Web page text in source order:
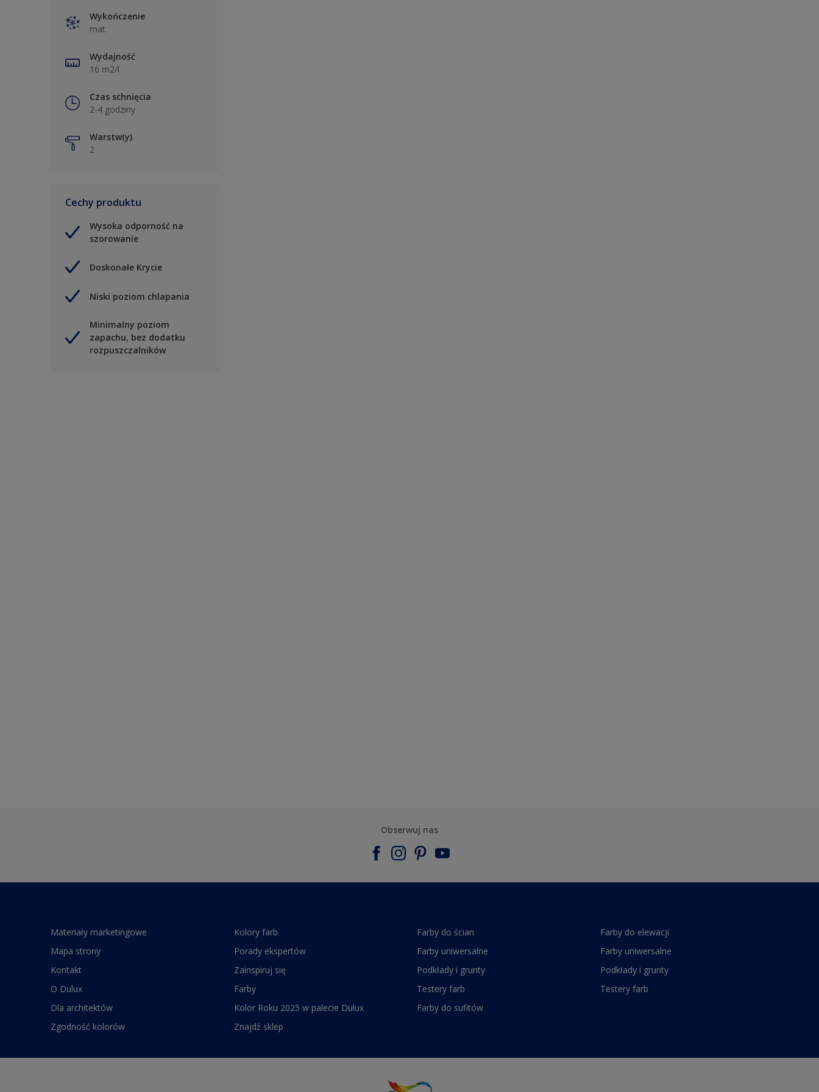
Wykończenie
mat
Wydajność
16 m2/l
Czas schnięcia
2-4 godziny
Warstw(y)
2
Cechy produktu
Wysoka odporność na
szorowanie
Doskonałe Krycie
Niski poziom chlapania
Minimalny poziom
zapachu, bez dodatku
rozpuszczalników
Obserwuj nas
Materiały marketingowe
Mapa strony
Kontakt
O Dulux
Dla architektów
Zgodność kolorów
Kolory farb
Porady ekspertów
Zainspiruj się
Farby
Kolor Roku 2025 w palecie Dulux
Znajdź sklep
Farby do ścian
Farby uniwersalne
Podkłady i grunty
Testery farb
Farby do sufitów
Farby do elewacji
Farby uniwersalne
Podkłady i grunty
Testery farb